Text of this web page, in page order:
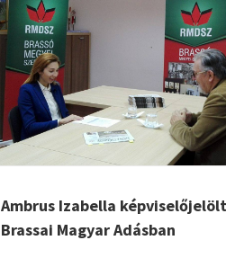
Ambrus Izabella
Brassai Magyar Adásban